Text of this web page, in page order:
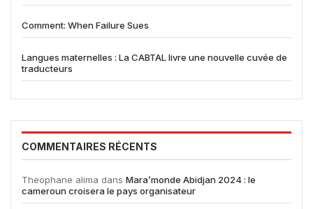
Comment: When Failure Sues
Langues maternelles : La CABTAL livre une nouvelle cuvée de
traducteurs
COMMENTAIRES RÉCENTS
Theophane alima dans Mara’monde Abidjan 2024 : le
cameroun croisera le pays organisateur